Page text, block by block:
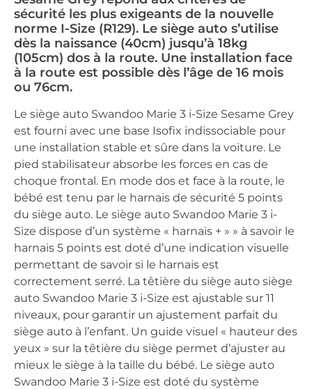
sécurité les plus exigeants de la nouvelle
norme I-Size (R129). Le siège auto s’utilise
dès la naissance (40cm) jusqu’à 18kg
(105cm) dos à la route. Une installation face
à la route est possible dès l’âge de 16 mois
ou 76cm.
Le siège auto Swandoo Marie 3 i-Size Sesame Grey
est fourni avec une base Isofix indissociable pour
une installation stable et sûre dans la voiture. Le
pied stabilisateur absorbe les forces en cas de
choque frontal. En mode dos et face à la route, le
bébé est tenu par le harnais de sécurité 5 points
du siège auto. Le siège auto Swandoo Marie 3 i-
Size dispose d’un système « harnais + » » à savoir le
harnais 5 points est doté d’une indication visuelle
permettant de savoir si le harnais est
correctement serré. La têtière du siège auto siège
auto Swandoo Marie 3 i-Size est ajustable sur 11
niveaux, pour garantir un ajustement parfait du
siège auto à l’enfant. Un guide visuel « hauteur des
yeux » sur la têtière du siège permet d’ajuster au
mieux le siège à la taille du bébé. Le siège auto
Swandoo Marie 3 i-Size est doté du système